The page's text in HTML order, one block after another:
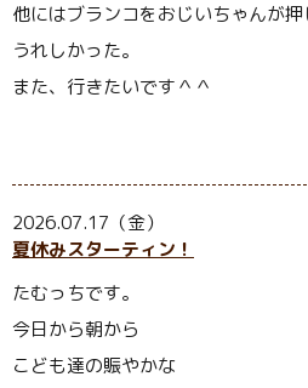
他にはブランコをおじいちゃんが
うれしかった。
また、行きたいです＾＾
2026.07.17（金）
夏休みスターティン！
たむっちです。
今日から朝から
こども達の賑やかな